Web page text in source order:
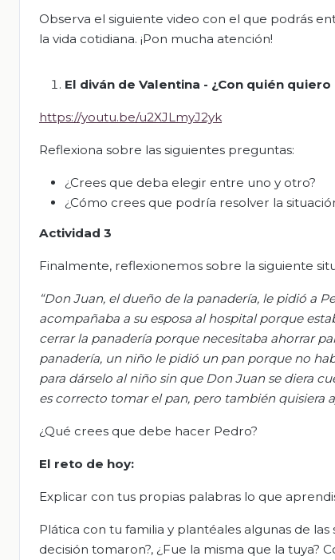
Observa el siguiente video con el que podrás
la vida cotidiana. ¡Pon mucha atención!
El diván de Valentina - ¿Con quién quiero
https://youtu.be/u2XJLmyJ2yk
Reflexiona sobre las siguientes preguntas:
¿Crees que deba elegir entre uno y otro?
¿Cómo crees que podría resolver la
Actividad 3
Finalmente, reflexionemos sobre la siguiente
“Don Juan, el dueño de la panadería, le pidió a
acompañaba a su esposa al hospital porque
cerrar la panadería porque necesitaba ahorrar
panadería, un niño le pidió un pan porque no
para dárselo al niño sin que Don Juan se diera
es correcto tomar el pan, pero también quisiera
¿Qué crees que debe hacer Pedro?
El reto de hoy:
Explicar con tus propias palabras lo que
Plática con tu familia y plantéales algunas de
decisión tomaron?, ¿Fue la misma que la tuya?